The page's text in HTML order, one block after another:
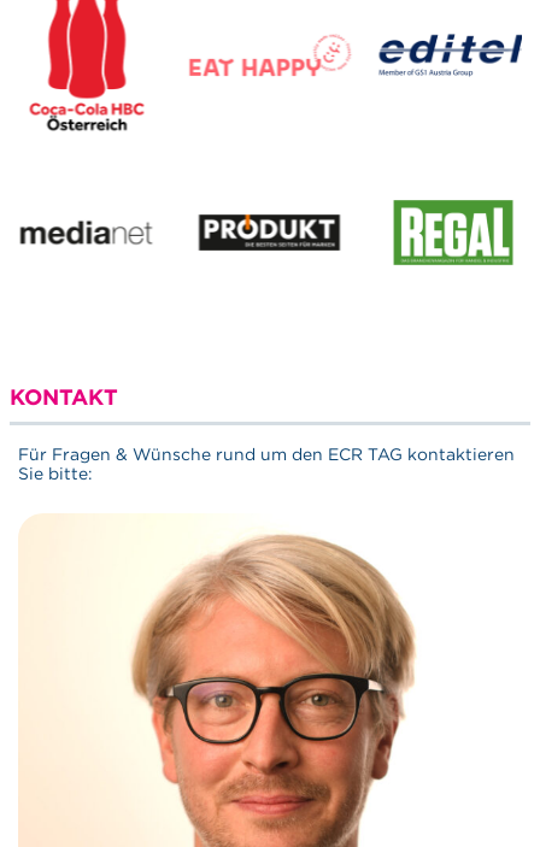
KONTAKT
Für Fragen & Wünsche rund um den ECR TAG kontaktieren
Sie bitte: